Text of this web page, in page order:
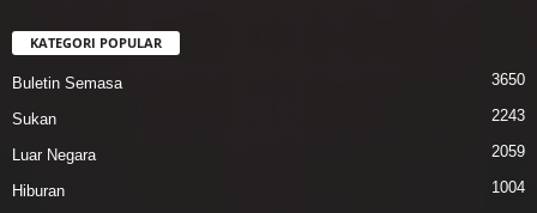
KATEGORI POPULAR
Buletin Semasa 3650
Sukan 2243
Luar Negara 2059
Hiburan 1004